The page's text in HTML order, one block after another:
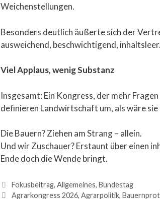
Weichenstellungen.
Besonders deutlich äußerte sich der
ausweichend, beschwichtigend,
Viel Applaus, wenig Substanz
Insgesamt: Ein Kongress, der mehr
definieren Landwirtschaft um, als wäre sie
Die Bauern? Ziehen am Strang – allein.
Und wir Zuschauer? Erstaunt über einen
Ende doch die Wende bringt.
Fokusbeitrag, Allgemeines, Bundestag
Agrarkongress 2026, Agrarpolitik,